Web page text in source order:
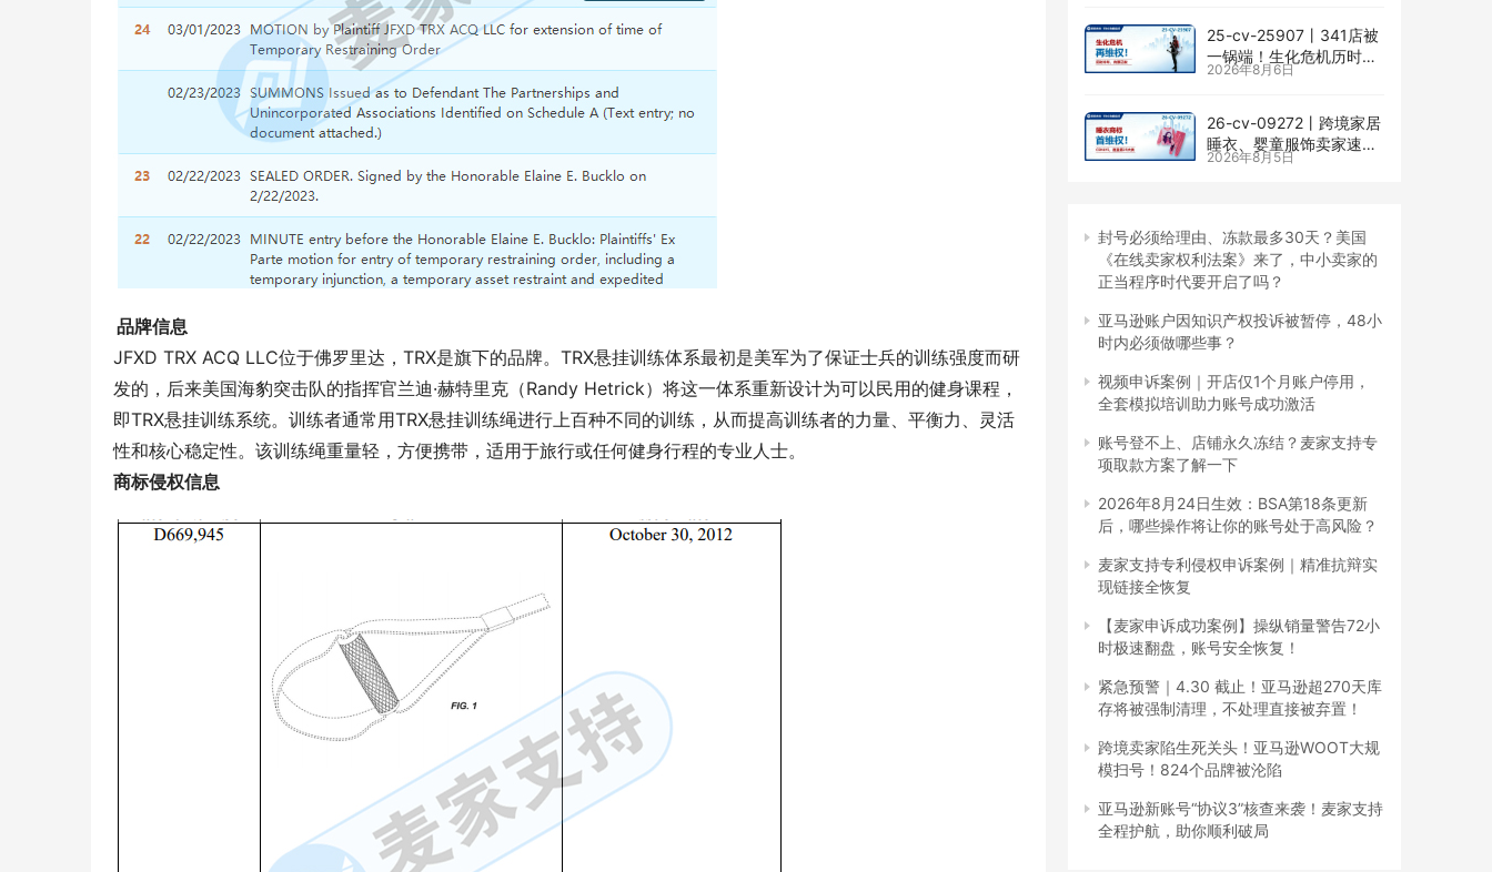
品牌信息
JFXD TRX ACQ LLC位于佛罗里达，TRX是旗下的品牌。TRX悬挂训练体系最初是美军为了保证士兵的训练强度而研
发的，后来美国海豹突击队的指挥官兰迪·赫特里克（Randy Hetrick）将这一体系重新设计为可以民用的健身课程，
即TRX悬挂训练系统。训练者通常用TRX悬挂训练绳进行上百种不同的训练，从而提高训练者的力量、平衡力、灵活
性和核心稳定性。该训练绳重量轻，方便携带，适用于旅行或任何健身行程的专业人士。
商标侵权信息
25-cv-25907㇑341店被
一锅端！生化危机历时半
年TRO传票已发，8月24
2026年8月6日
26-cv-09272㇑跨境家居
睡衣、婴童服饰卖家速自
查CENLYE商标滥用情况
2026年8月5日
封号必须给理由、冻款最多30天？美国
《在线卖家权利法案》来了，中小卖家的
正当程序时代要开启了吗？
亚马逊账户因知识产权投诉被暂停，48小
时内必须做哪些事？
视频申诉案例｜开店仅1个月账户停用，
全套模拟培训助力账号成功激活
账号登不上、店铺永久冻结？麦家支持专
项取款方案了解一下
2026年8月24日生效：BSA第18条更新
后，哪些操作将让你的账号处于高风险？
麦家支持专利侵权申诉案例｜精准抗辩实
现链接全恢复
【麦家申诉成功案例】操纵销量警告72小
时极速翻盘，账号安全恢复！
紧急预警｜4.30 截止！亚马逊超270天库
存将被强制清理，不处理直接被弃置！
跨境卖家陷生死关头！亚马逊WOOT大规
模扫号！824个品牌被沦陷
亚马逊新账号“协议3”核查来袭！麦家支持
全程护航，助你顺利破局